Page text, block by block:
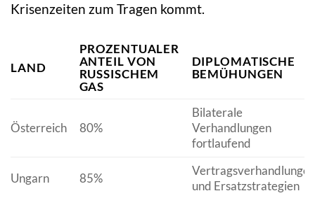
Krisenzeiten zum Tragen kommt.
LAND
PROZENTUALER
ANTEIL VON
RUSSISCHEM
GAS
DIPLOMATISCHE
BEMÜHUNGEN
Österreich 80%
Bilaterale
Verhandlungen
fortlaufend
Ungarn 85%
Vertragsverhandlungen
und Ersatzstrategien